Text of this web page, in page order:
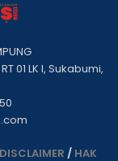
01 LK I, Sukabumi,
DISCLAIMER / HAK